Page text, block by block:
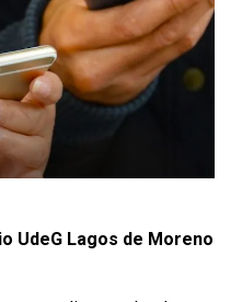
UdeG Lagos de Moreno